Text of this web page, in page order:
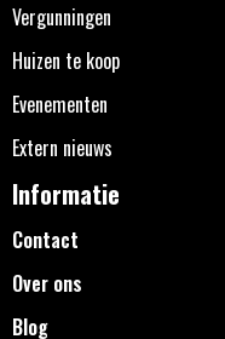
Vergunningen
Huizen te koop
Evenementen
Extern nieuws
Informatie
Contact
Over ons
Blog